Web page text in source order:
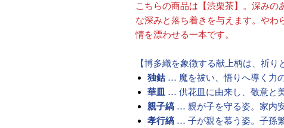
こちらの商品は【渋栗茶】。深みの
な深みと落ち着きを与えます。やわ
情を漂わせる一本です。
【博多織を象徴する献上柄は、祈り
独鈷… 魔を祓い、悟りへ導く力の
華皿 … 供花皿に由来し、敬意と
親子縞 … 親が子を守る姿。家内
孝行縞 … 子が親を慕う姿。子孫